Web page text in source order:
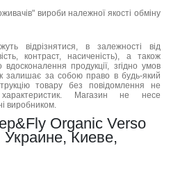
вироби належної якості обміну
відрізнятися, в залежності від
контраст, насиченість), а також
продукції, згідно умов
залишає за собою право в будь-який
товару без повідомлення не
Магазин не несе
виробником.
Organic Verso
Украине, Киеве,